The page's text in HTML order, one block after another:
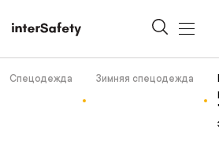
Спецодежда Зимняя спецодежда